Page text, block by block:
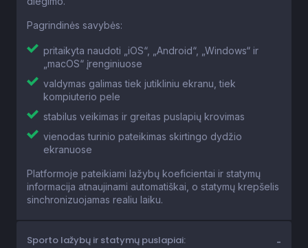
Pagrindinės savybės:
pritaikyta naudoti „iOS“, „Android“, „Windows“ ir
„macOS“ įrenginiuose
valdymas galimas tiek jutikliniu ekranu, tiek
kompiuterio pele
stabilus veikimas ir greitas puslapių krovimas
vienodas turinio pateikimas skirtingo dydžio
ekranuose
Platformoje pateikiami lažybų koeficientai ir statymų
informacija atnaujinami automatiškai, o statymų krepšelis
sinchronizuojamas realiu laiku.
Sporto lažybų ir statymų puslapiai: